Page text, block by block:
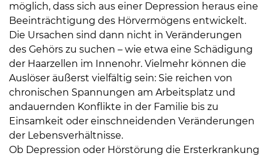
Uhr
und
14
18
Uhr
sowie
außerhalb
der
Öffnungszeiten
möglich, dass sich aus einer Depression heraus eine
Beeinträchtigung des Hörvermögens entwickelt.
Die Ursachen sind dann nicht in Veränderungen
des Gehörs zu suchen – wie etwa eine Schädigung
der Haarzellen im Innenohr. Vielmehr können die
Auslöser äußerst vielfältig sein: Sie reichen von
chronischen Spannungen am Arbeitsplatz und
andauernden Konflikte in der Familie bis zu
Einsamkeit oder einschneidenden Veränderungen
der Lebensverhältnisse.
Ob Depression oder Hörstörung die Ersterkrankung